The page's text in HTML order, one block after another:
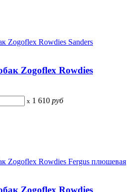
Zogoflex Rowdies
x 1 610 руб
Zogoflex Rowdies